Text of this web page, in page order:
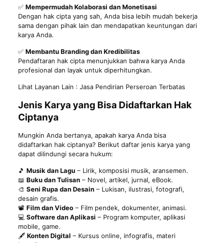
✅ Mempermudah Kolaborasi dan Monetisasi
Dengan hak cipta yang sah, Anda bisa lebih mudah bekerja
sama dengan pihak lain dan mendapatkan keuntungan dari
karya Anda.
✅ Membantu Branding dan Kredibilitas
Pendaftaran hak cipta menunjukkan bahwa karya Anda
profesional dan layak untuk diperhitungkan.
Lihat Layanan Lain : Jasa Pendirian Perseroan Terbatas
Jenis Karya yang Bisa Didaftarkan Hak
Ciptanya
Mungkin Anda bertanya, apakah karya Anda bisa
didaftarkan hak ciptanya? Berikut daftar jenis karya yang
dapat dilindungi secara hukum:
🎵 Musik dan Lagu– Lirik, komposisi musik, aransemen.
📖 Buku dan Tulisan– Novel, artikel, jurnal, eBook.
🎨 Seni Rupa dan Desain– Lukisan, ilustrasi, fotografi,
desain grafis.
📽 Film dan Video– Film pendek, dokumenter, animasi.
💻 Software dan Aplikasi – Program komputer, aplikasi
mobile, game.
🖋 Konten Digital – Kursus online, infografis, materi